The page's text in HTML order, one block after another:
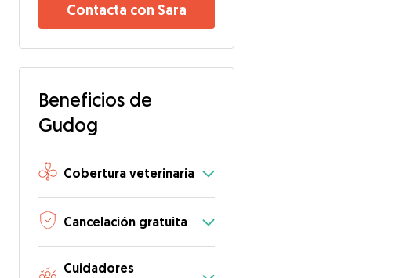
Contacta con Sara
Beneficios de
Gudog
Cobertura veterinaria
Cancelación gratuita
Cuidadores